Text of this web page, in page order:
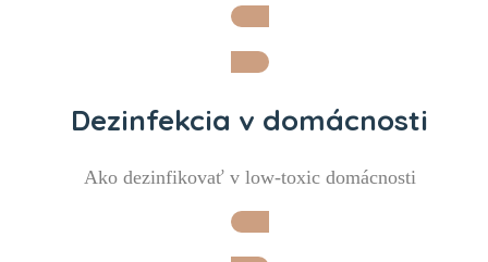
Dezinfekcia v domácnosti
Ako dezinfikovať v low-toxic domácnosti